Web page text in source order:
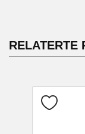
RELATERTE